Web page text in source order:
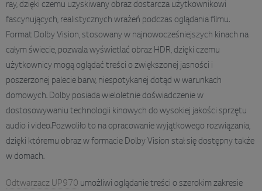
ray, dzięki czemu uzyskiwany obraz dostarcza użytkownikowi
fascynujących, realistycznych wrażeń podczas oglądania filmu.
Format Dolby Vision, stosowany w najnowocześniejszych kinach na
całym świecie, pozwala wyświetlać obraz HDR, dzięki czemu
użytkownicy mogą oglądać treści o zwiększonej jasności i
poszerzonej palecie barw, niespotykanej dotąd w warunkach
domowych. Dolby posiada wieloletnie doświadczenie w
dostosowywaniu technologii kinowych do wysokiej jakości sprzętu
audio i video.Pozwoliło to na opracowanie wyjątkowego rozwiązania,
dzięki któremu obraz w formacie Dolby Vision stał się dostępny także
w domach.
Odtwarzacz UP970 umożliwi oglądanie treści o szerokim zakresie